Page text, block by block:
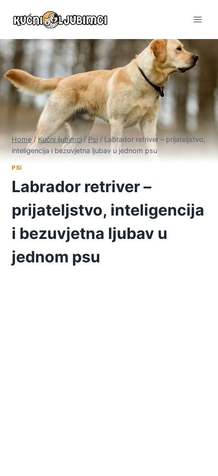
Home / Kućni ljubimci / Psi / Labrador retriver – prijateljstvo,
inteligencija i bezuvjetna ljubav u jednom psu
PSI
Labrador retriver –
prijateljstvo, inteligencija
i bezuvjetna ljubav u
jednom psu